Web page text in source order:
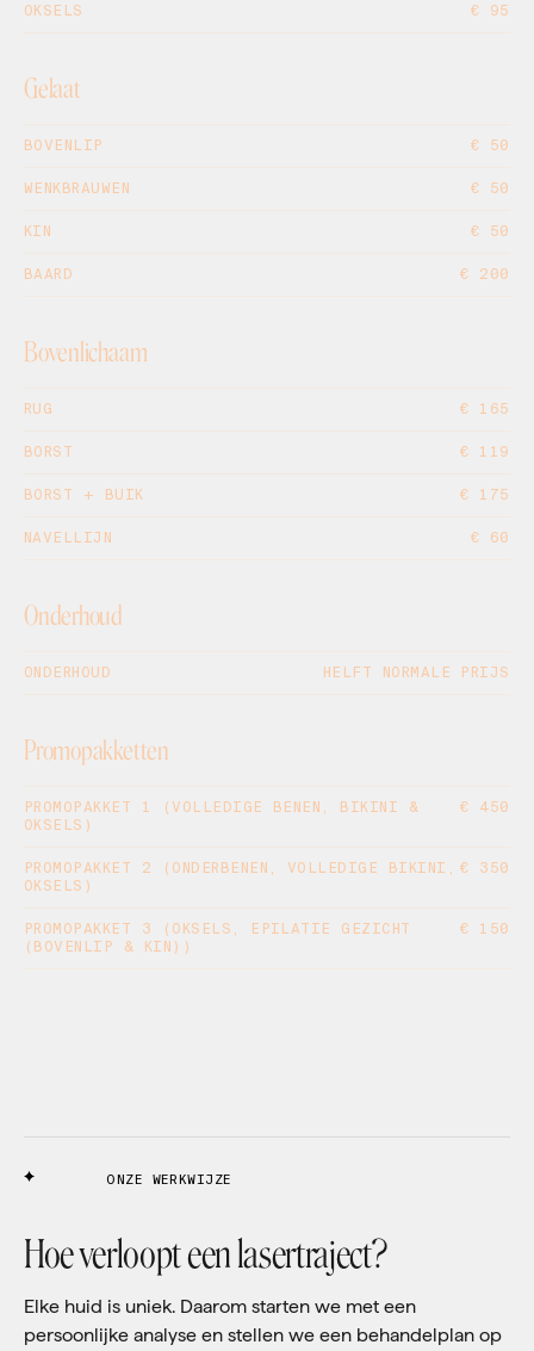
OKSELS € 95
Gelaat
BOVENLIP € 50
WENKBRAUWEN € 50
KIN € 50
BAARD € 200
Bovenlichaam
RUG € 165
BORST € 119
BORST + BUIK € 175
NAVELLIJN € 60
Onderhoud
ONDERHOUD HELFT NORMALE PRIJS
Promopakketten
PROMOPAKKET 1 (VOLLEDIGE BENEN, BIKINI &
OKSELS)
€ 450
PROMOPAKKET 2 (ONDERBENEN, VOLLEDIGE BIKINI,
OKSELS)
€ 350
PROMOPAKKET 3 (OKSELS, EPILATIE GEZICHT
(BOVENLIP & KIN))
€ 150
ONZE WERKWIJZE
Hoe verloopt een lasertraject?
Elke huid is uniek. Daarom starten we met een
persoonlijke analyse en stellen we een behandelplan op